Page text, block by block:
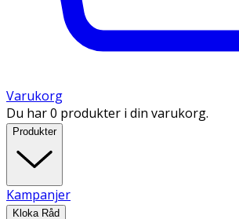
Varukorg
Du har 0 produkter i din varukorg.
Produkter
Kampanjer
Kloka Råd